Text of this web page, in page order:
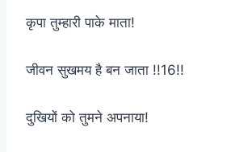
कृपा तुम्हारी पाके माता!
जीवन सुखमय है बन जाता !!16!!
दुखियों को तुमने अपनाया!